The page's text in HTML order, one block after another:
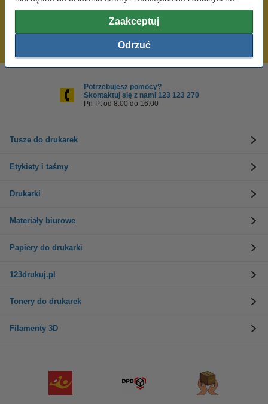
Zaakceptuj
Odrzuć
600 tysięcy zadowolonych klientów
Potrzebujesz pomocy?
Skontaktuj się z nami 123 123 270
Pn-Pt od 8:00 do 16:00
Tusze do drukarek
Etykiety i taśmy
Drukarki
Materiały biurowe
Papiery do drukarki
123drukuj.pl
Tonery do drukarek
Filamenty 3D